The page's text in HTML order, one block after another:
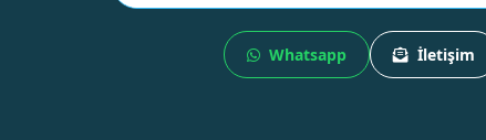
Whatsapp İletişim